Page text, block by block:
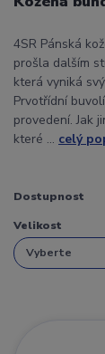
4SR Pánská
prošla dalším
která vyniká
Prvotřídní
provedení. Jak
které ... celý
Dostupnost
Velikost